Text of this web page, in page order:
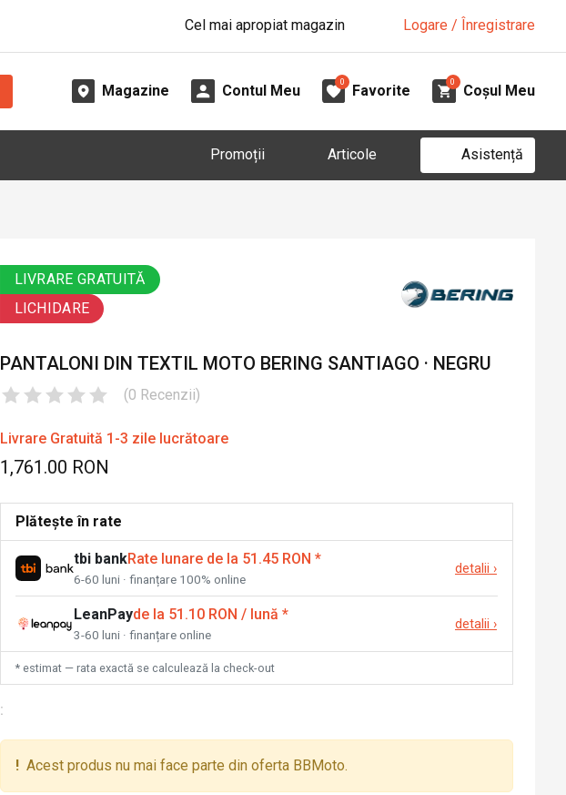
Cel mai apropiat magazin Logare / Înregistrare
Magazine Contul Meu
0
Favorite
0
Coșul Meu
Promoții Articole Asistență
LIVRARE GRATUITĂ
LICHIDARE
PANTALONI DIN TEXTIL MOTO BERING SANTIAGO · NEGRU
(0 Recenzii)
Livrare Gratuită 1-3 zile lucrătoare
1,761.00 RON
Plătește în rate
tbi bankRate lunare de la 51.45 RON *
6-60 luni · finanțare 100% online
detalii ›
LeanPayde la 51.10 RON / lună *
3-60 luni · finanțare online
detalii ›
* estimat — rata exactă se calculează la check-out
:
! Acest produs nu mai face parte din oferta BBMoto.